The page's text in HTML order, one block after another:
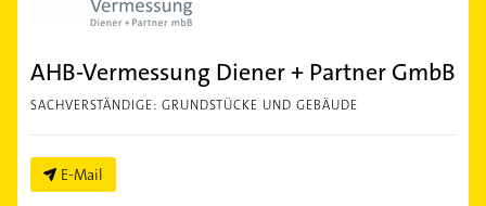
AHB-Vermessung Diener + Partner GmbB
SACHVERSTÄNDIGE: GRUNDSTÜCKE UND GEBÄUDE
E-Mail